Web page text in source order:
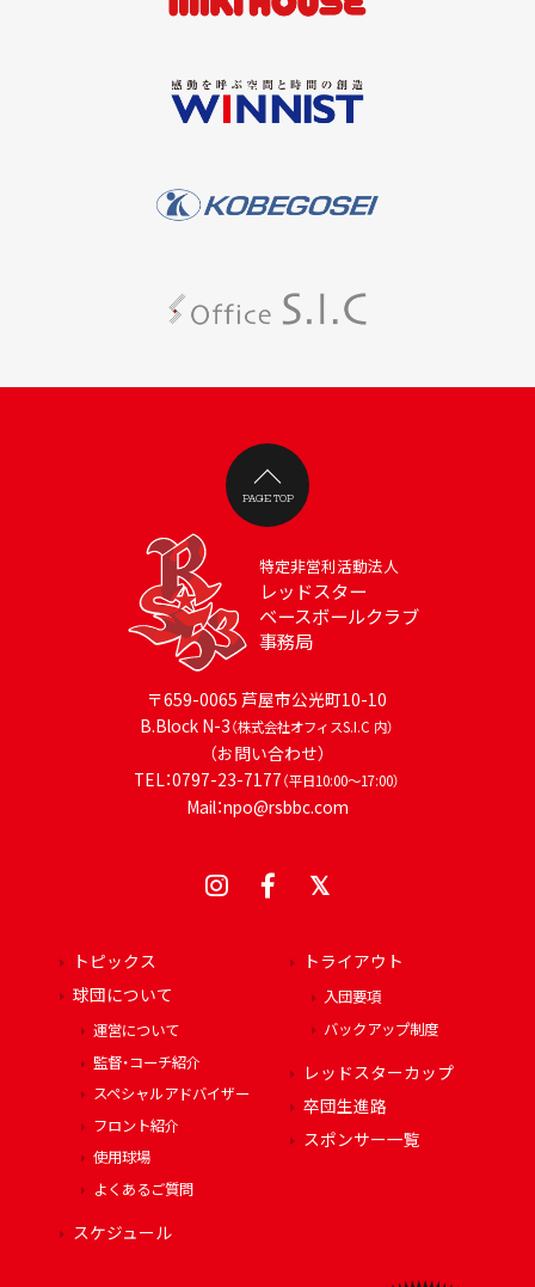
PAGE TOP
特定非営利活動法人
レッドスター
ベースボールクラブ
事務局
〒659-0065 芦屋市公光町10-10
B.Block N-3（株式会社オフィスS.I.C 内）
（お問い合わせ）
TEL：0797-23-7177（平日10:00～17:00）
Mail：npo@rsbbc.com
トピックス
球団について
運営について
監督・コーチ紹介
スペシャルアドバイザー
フロント紹介
使用球場
よくあるご質問
スケジュール
トライアウト
入団要項
バックアップ制度
レッドスターカップ
卒団生進路
スポンサー一覧